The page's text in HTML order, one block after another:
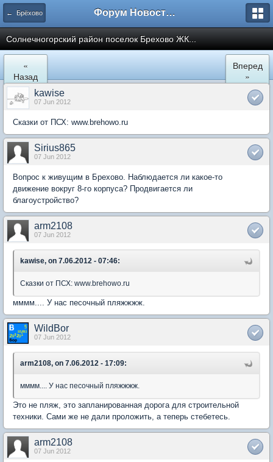
← Брёхово Форум Новостройки
Cолнечногорский район поселок Брехово ЖК...
«
Назад
Вперед
»
kawise
07 Jun 2012
Сказки от ПСХ: www.brehowo.ru
Sirius865
07 Jun 2012
Вопрос к живущим в Брехово. Наблюдается ли какое-то
движение вокруг 8-го корпуса? Продвигается ли
благоустройство?
arm2108
07 Jun 2012
kawise, on 7.06.2012 - 07:46:
Сказки от ПСХ: www.brehowo.ru
мммм.... У нас песочный пляжжжж.
WildBor
07 Jun 2012
arm2108, on 7.06.2012 - 17:09:
мммм.... У нас песочный пляжжжж.
Это не пляж, это запланированная дорога для строительной
техники. Сами же не дали проложить, а теперь стебетесь.
arm2108
07 Jun 2012